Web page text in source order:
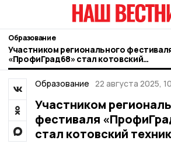
Образование
Участником регионального
«ПрофиГрад68» стал котовский
техникум
Образование 22 августа 2025,
Участником
фестиваля
стал котовский